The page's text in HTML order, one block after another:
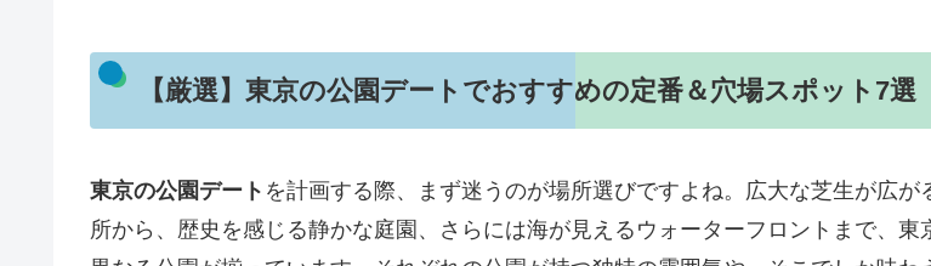
【厳選】東京の公園デートでおすすめの定番＆穴場スポット7選
東京の公園デート を計画する際、まず迷うのが場所選びですよね。広大な芝生が広が
所から、歴史を感じる静かな庭園、さらには海が見えるウォーターフロントまで、東